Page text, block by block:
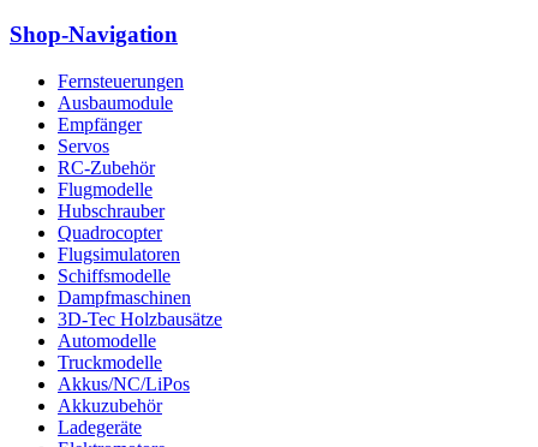
Shop-Navigation
Fernsteuerungen
Ausbaumodule
Empfänger
Servos
RC-Zubehör
Flugmodelle
Hubschrauber
Quadrocopter
Flugsimulatoren
Schiffsmodelle
Dampfmaschinen
3D-Tec Holzbausätze
Automodelle
Truckmodelle
Akkus/NC/LiPos
Akkuzubehör
Ladegeräte